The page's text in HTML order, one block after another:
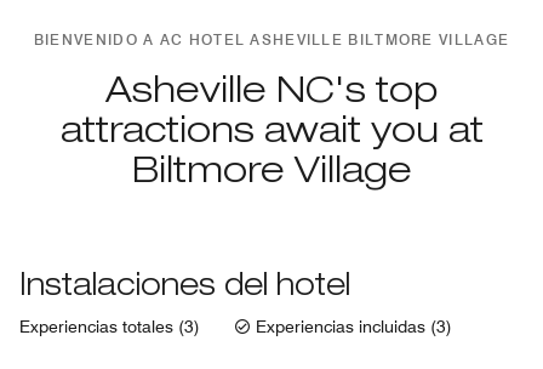
BIENVENIDO A AC HOTEL ASHEVILLE BILTMORE VILLAGE
Asheville NC's top
attractions await you at
Biltmore Village
Instalaciones del hotel
Experiencias totales (3) Experiencias incluidas (3)